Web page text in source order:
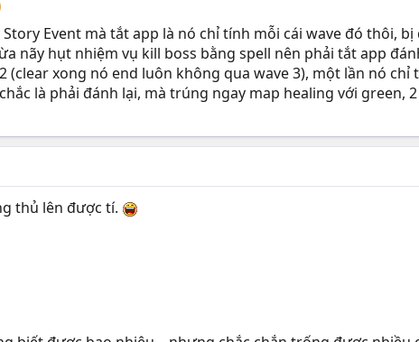
Event mà tắt app là nó chỉ tính mỗi cái wave đó thôi,
nãy hụt nhiệm vụ kill boss bằng spell nên phải tắt app
(clear xong nó end luôn không qua wave 3), một lần nó
là phải đánh lại, mà trúng ngay map healing với green,
thủ lên được tí.